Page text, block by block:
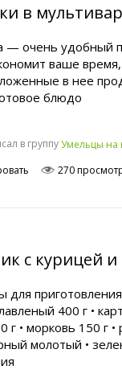
в
— очень удобный
ваше
в нее
блюдо
в группуУмельцы на
270
с курицей
для
400 г •
г • морковь 150 г •
молотый •